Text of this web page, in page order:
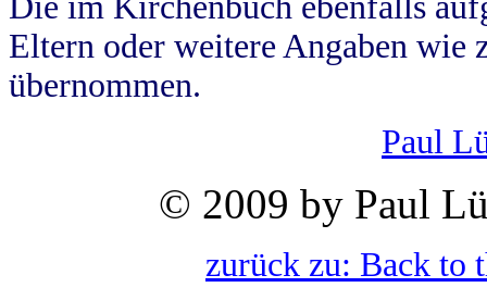
Eltern oder weitere Angaben wie
übernommen.
Paul
© 2009 by Paul
zurück zu: Back to